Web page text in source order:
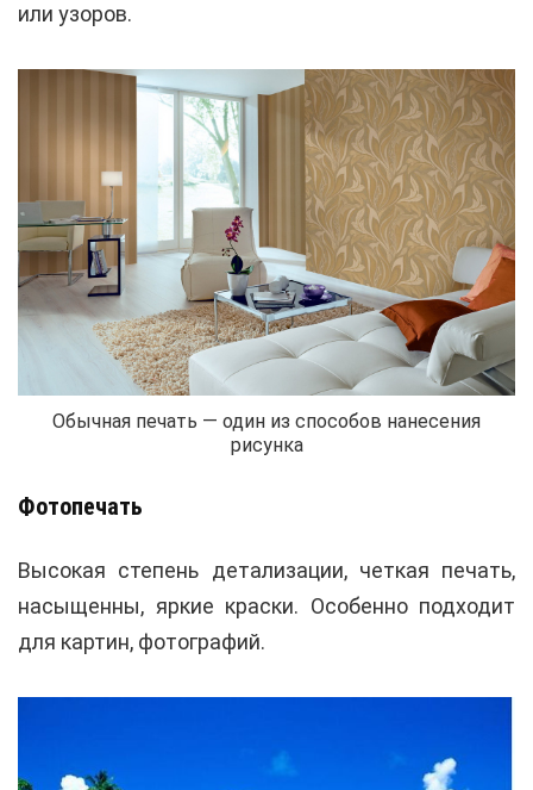
или узоров.
Обычная печать — один из способов нанесения
рисунка
Фотопечать
Высокая степень детализации, четкая печать,
насыщенны, яркие краски. Особенно подходит
для картин, фотографий.